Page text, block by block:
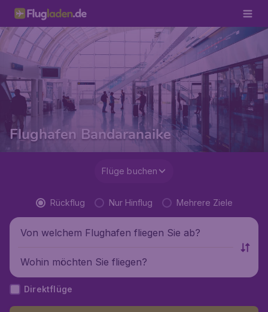
Flughafen Bandaranaike
Flüge buchen
Rückflug Nur Hinflug Mehrere Ziele
Von welchem Flughafen fliegen Sie ab?
Wohin möchten Sie fliegen?
Direktflüge